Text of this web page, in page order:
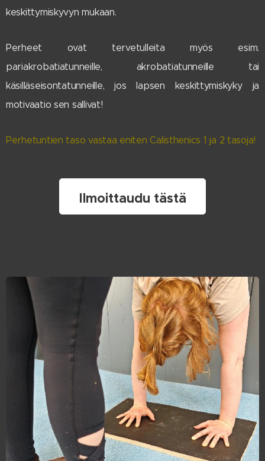
keskittymiskyvyn mukaan.
Perheet ovat tervetulleita myös esim.
pariakrobatiatunneille, akrobatiatunneille tai
käsilläseisontatunneille, jos lapsen keskittymiskyky ja
motivaatio sen sallivat!
Perhetuntien taso vastaa eniten Calisthenics 1 ja 2 tasoja!
Ilmoittaudu tästä